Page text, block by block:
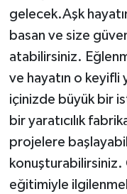
gelecek.Aşk
basan ve size
atabilirsiniz.
ve hayatın o keyifli
içinizde büyük bir
bir yaratıcılık
projelere
konuşturabilirsiniz.
eğitimiyle